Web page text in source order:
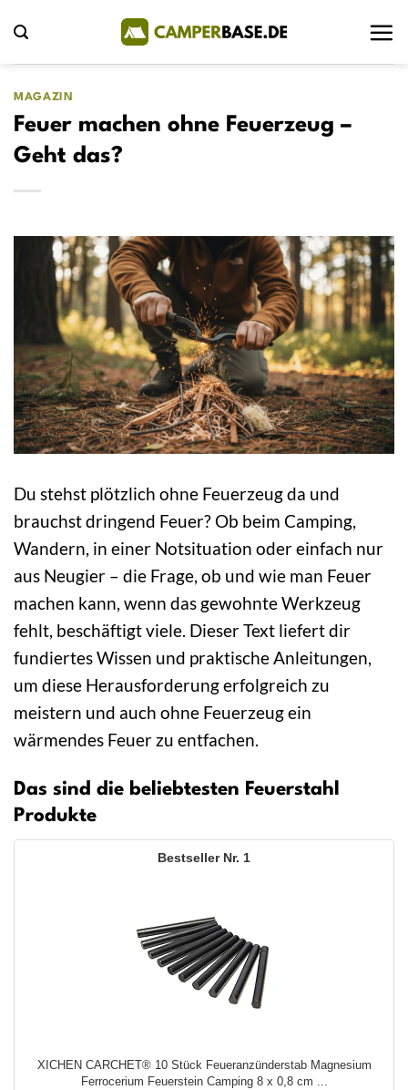
Inhalt
springen
MAGAZIN
Feuer machen ohne Feuerzeug –
Geht das?
Du stehst plötzlich ohne Feuerzeug da und
brauchst dringend Feuer? Ob beim Camping,
Wandern, in einer Notsituation oder einfach nur
aus Neugier – die Frage, ob und wie man Feuer
machen kann, wenn das gewohnte Werkzeug
fehlt, beschäftigt viele. Dieser Text liefert dir
fundiertes Wissen und praktische Anleitungen,
um diese Herausforderung erfolgreich zu
meistern und auch ohne Feuerzeug ein
wärmendes Feuer zu entfachen.
Das sind die beliebtesten Feuerstahl
Produkte
1
XICHEN CARCHET® 10 Stück Feueranzünderstab Magnesium
Ferrocerium Feuerstein Camping 8 x 0,8 cm ...